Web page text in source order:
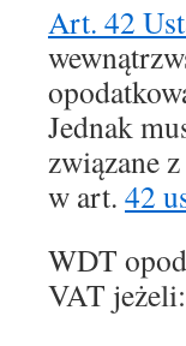
Art. 42
Jednak
związane
w art. 42
WDT
VAT jeżeli: